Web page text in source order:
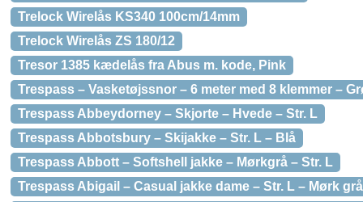
Trelock Wirelås KS340 100cm/14mm
Trelock Wirelås ZS 180/12
Tresor 1385 kædelås fra Abus m. kode, Pink
Trespass – Vasketøjssnor – 6 meter med 8 klemmer –
Trespass Abbeydorney – Skjorte – Hvede – Str. L
Trespass Abbotsbury – Skijakke – Str. L – Blå
Trespass Abbott – Softshell jakke – Mørkgrå – Str. L
Trespass Abigail – Casual jakke dame – Str. L – Mørk grå